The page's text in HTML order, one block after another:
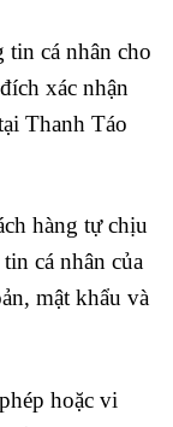
cá nhân cho
xác nhận
Thanh Táo
hàng tự chịu
cá nhân của
mật khẩu và
hoặc vi